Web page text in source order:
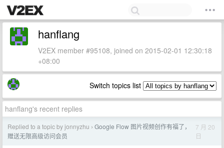
hanflang
V2EX member #95108, joined on 2015-02-01 12:30:18
+08:00
Switch topics list
hanflang's recent replies
Replied to a topic by jonnyzhu › Google Flow 图片视频创作有福了，
赠送无限高级访问会员
7 月 20
日